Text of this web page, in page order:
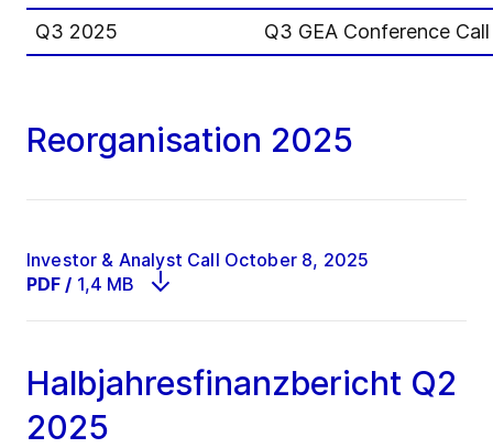
Q3 2025
Q3 GEA Conference Call
Reorganisation 2025
Investor & Analyst Call October 8, 2025
PDF / 1,4 MB
Halbjahresfinanzbericht Q2
2025